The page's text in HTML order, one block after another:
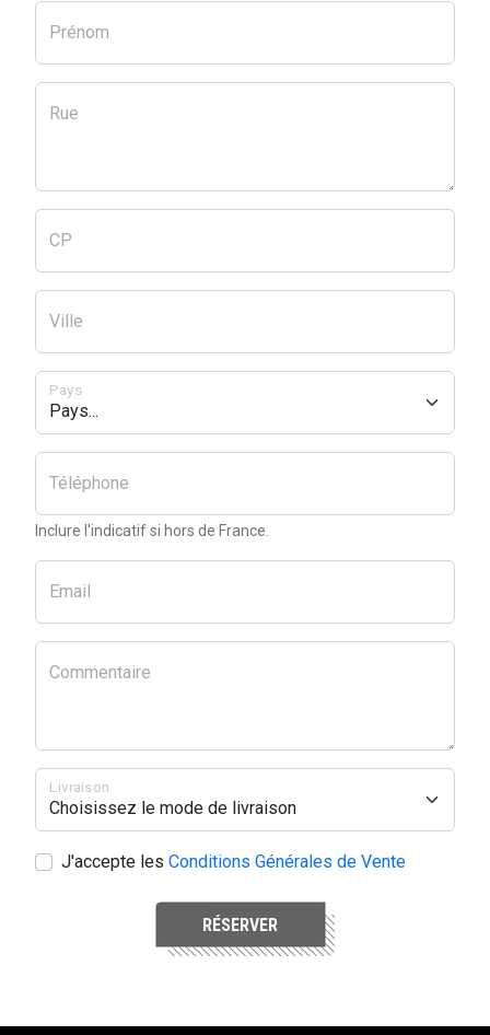
Prénom
Rue
CP
Ville
Pays
Téléphone
Inclure l'indicatif si hors de France.
Email
Commentaire
Livraison
J'accepte les Conditions Générales de Vente
RÉSERVER